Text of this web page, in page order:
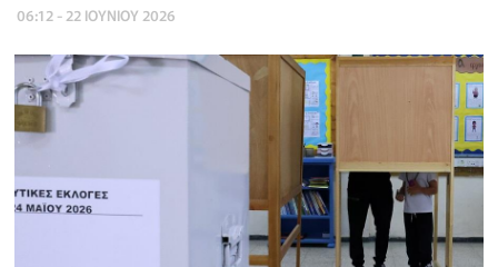
06:12 - 22 ΙΟΥΝΙΟΥ 2026